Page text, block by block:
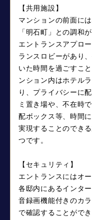
【共用施設】
マンションの前面に
「明石町」との調和
エントランスアプロ
ランスロビーがあり
いた時間を過ごすこ
ンション内はホテル
り、プライバシーに
ミ置き場や、不在時
配ボックス等、時間
実現することのでき
つです。
【セキュリティ】
エントランスにはオ
各邸内にあるインタ
音録画機能付きのカ
で確認することがで